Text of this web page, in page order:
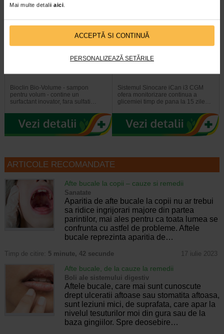
Mai multe detalii aici
ACCEPTĂ SI CONTINUĂ
PERSONALIZEAZĂ SETĂRILE
BIO-VOLUME Sampon pentru
Bioclin Bio-Volume - sampon
pentru volum - contine un
surfactant inovator, fara sulfati…
Sistem de monitorizare
Sistemul Sinocare iCan i3 CGM
ofera monitorizare continua a
glicemiei timp de pana la 15 zile…
ARTICOLE RECOMANDATE
Afte bucale la copii – cauze si remedii
Sanatate
Aparitia de afte bucale la copii nu ar trebui
sa ridice ingrijorari majore din partea
parintilor, mai ales pentru ca toata lumea se
confrunta cu astfel de probleme. Aftele
bucale reprezinta aparitia de…
Timp de citire: 5 minute, 42 secunde 17 iulie 2023
Afte bucale, de la cauze la remedii
Boli ale sistemului digestiv
Aftele bucale, care mai sunt cunoscute
drept ulceratii aftoase sau stomatita aftoasa,
sunt leziuni mici, de suprafata, care apar la
nivelul tesuturilor moi din gura sau de la
baza gingiilor. Spre deosebire…